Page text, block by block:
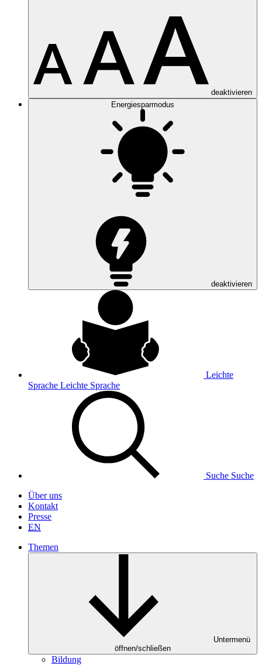
deaktivieren
Energiesparmodus
deaktivieren
Leichte
Sprache Leichte Sprache
Suche Suche
Über uns
Kontakt
Presse
EN
Themen
Untermenü
öffnen/schließen
Bildung